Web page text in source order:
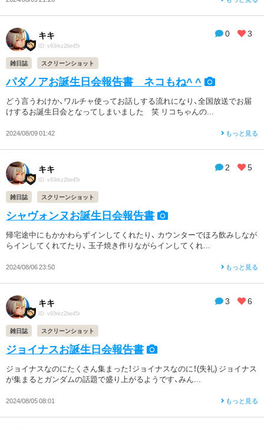
0 3
キキ
ID: v93rkz2be45r
雑日誌 スクリーンショット
パダノアお誕生日会報告書 ネコもね^ ^
どう言うわけか、ワルチャ使ってお話しする流れになり、全国放送でお届
けするお誕生日会となってしまいました 笑 リコちゃんの...
2024/08/09 01:42 もっと見る
2 5
キキ
ID: v93rkz2be45r
雑日誌 スクリーンショット
シャヴォンヌお誕生日会報告書
帰宅途中にもかかわらずインしてくれたり、 カウンターでほろ飲みしなが
らインしてくれてたり、 玉子焼き作りながらインしてくれ...
2024/08/06 23:50 もっと見る
3 6
キキ
ID: v93rkz2be45r
雑日誌 スクリーンショット
ジョイナスお誕生日会報告書
ジョイナスなのにたくさん集まった！ジョイナスなのに！(失礼) ジョイナス
が集まるとガンダムの話題で盛り上がるようです、みん...
2024/08/05 08:01 もっと見る